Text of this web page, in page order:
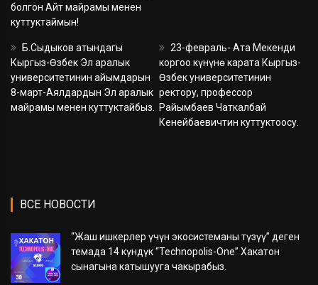
болгон Айт майрамы менен
куттуктаймын!
Б.Сыдыков атындагы
Кыргыз-Өзбек Эл аралык
университетинин айымдарын
8-март-Аялдардын Эл аралык
майрамы менен куттуктайбыз.
23-февраль- Ата Мекенди
коргоо күнүнө карата Кыргыз-
Өзбек университетинин
ректору, профессор
Райымбаев Чаткалбай
Кенейбаевичтин куттуктоосу.
ВСЕ НОВОСТИ
“Жаш ишкерлер үчүн экосистеманы түзүү” деген
темада 14 күндүк “Technopolis-One” Хакатон
сынагына катышууга чакырабыз.